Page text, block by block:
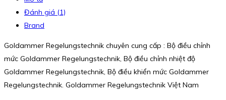
Đánh giá (1)
Brand
Goldammer Regelungstechnik chuyên cung cấp : Bộ điều chỉnh
mức Goldammer Regelungstechnik, Bộ điều chỉnh nhiệt độ
Goldammer Regelungstechnik, Bộ điều khiển mức Goldammer
Regelungstechnik. Goldammer Regelungstechnik Việt Nam